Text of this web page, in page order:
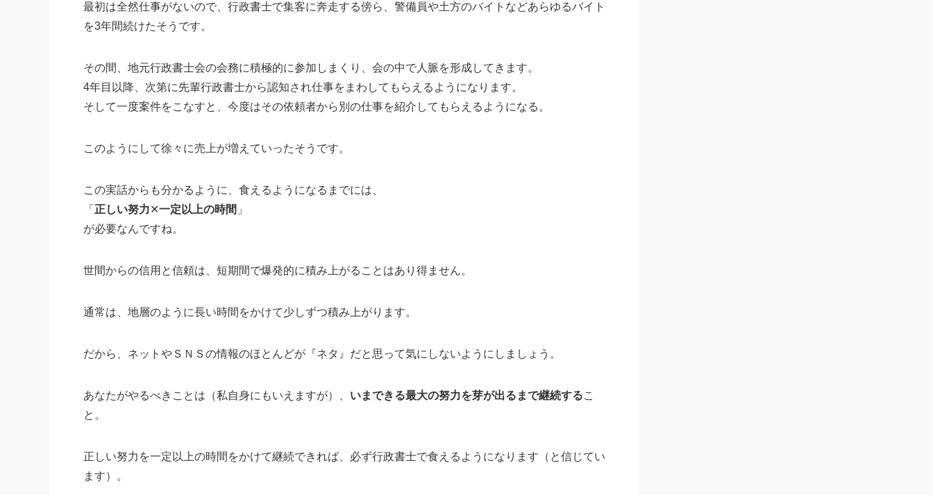
最初は全然仕事がないので、行政書士で集客に奔走する傍ら、警備員や土方のバイトなどあらゆるバイト
を3年間続けたそうです。
その間、地元行政書士会の会務に積極的に参加しまくり、会の中で人脈を形成してきます。
4年目以降、次第に先輩行政書士から認知され仕事をまわしてもらえるようになります。
そして一度案件をこなすと、今度はその依頼者から別の仕事を紹介してもらえるようになる。
このようにして徐々に売上が増えていったそうです。
この実話からも分かるように、食えるようになるまでには、
「 正しい努力✕一定以上の時間 」
が必要なんですね。
世間からの信用と信頼は、短期間で爆発的に積み上がることはあり得ません。
通常は、地層のように長い時間をかけて少しずつ積み上がります。
だから、ネットやＳＮＳの情報のほとんどが『ネタ』だと思って気にしないようにしましょう。
あなたがやるべきことは（私自身にもいえますが）、 いまできる最大の努力を芽が出るまで継続するこ
と。
正しい努力を一定以上の時間をかけて継続できれば、必ず行政書士で食えるようになります（と信じてい
ます）。